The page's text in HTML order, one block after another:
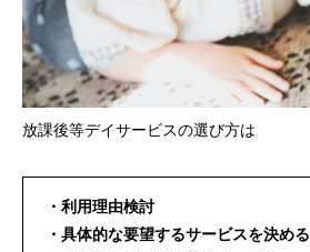
放課後等デイサービスの選び方は
・利用理由検討
・具体的な要望するサービスを決める